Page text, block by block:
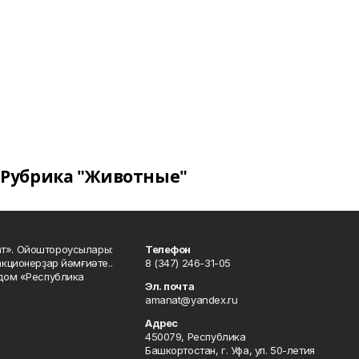
Рубрика "Животные"
Ойоштороусылары:
йәмғиәте..
«Республика
Телефон
8 (347) 246-31-05
Эл. почта
amanat@yandex.ru
Адрес
450079, Республика
Башкортостан, г. Уфа, ул. 50-летия